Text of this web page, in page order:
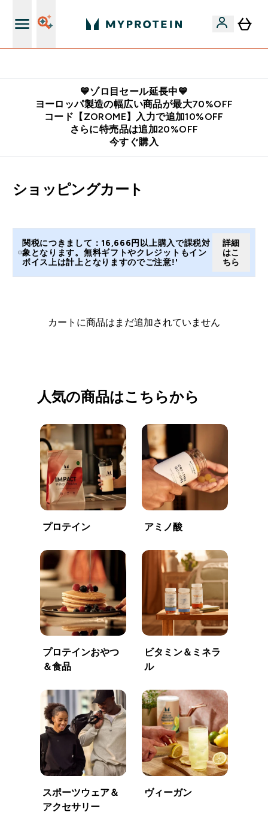
💙ゾロ目セール延長中💙
ヨーロッパ製造の幅広い商品が最大70%OFF
コード【ZOROME】入力で追加10%OFF
さらに特売品は追加20%OFF
今すぐ購入
ショッピングカート
関税につきまして：16,666円以上購入で課税対
象となります。無料ギフトやクレジットもイン
ボイス上は計上となりますのでご注意!'
詳細
はこ
ちら
カートに商品はまだ追加されていません
人気の商品はこちらから
プロテイン アミノ酸
プロテインおやつ
＆食品
ビタミン＆ミネラ
ル
スポーツウェア＆
アクセサリー
ヴィーガン